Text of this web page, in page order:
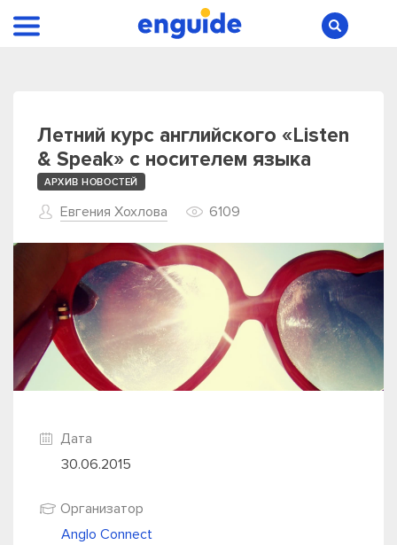
Летний курс английского «Listen
& Speak» с носителем языка
АРХИВ НОВОСТЕЙ
Евгения Хохлова 6109
Дата
30.06.2015
Организатор
Anglo Connect